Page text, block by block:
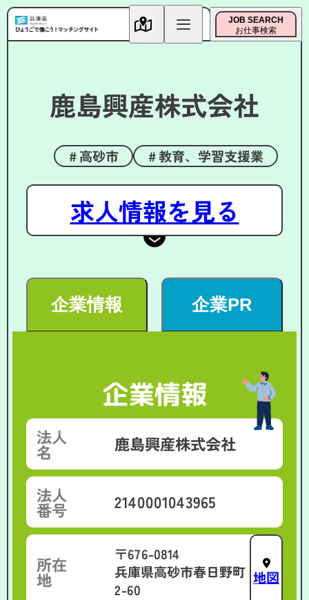
JOB SEARCH
お仕事検索
鹿島興産株式会社
高砂市 教育、学習支援業
求人情報を見る
企業情報 企業PR
企業情報
法人
名 鹿島興産株式会社
法人
番号 2140001043965
所在
地
〒676-0814
兵庫県高砂市春日野町
2-60
地図